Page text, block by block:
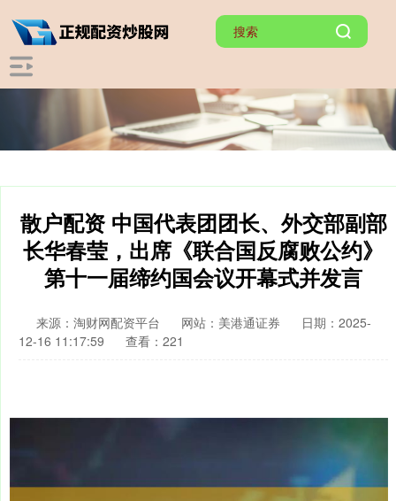
散户配资 中国代表团团长、外交部副部
长华春莹，出席《联合国反腐败公约》
第十一届缔约国会议开幕式并发言
来源：淘财网配资平台 网站：美港通证券
日期：2025-
12-16 11:17:59
查看：221